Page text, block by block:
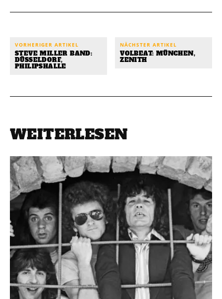
VORHERIGER ARTIKEL
STEVE MILLER BAND:
DÜSSELDORF,
PHILIPSHALLE
NÄCHSTER ARTIKEL
VOLBEAT: MÜNCHEN,
ZENITH
WEITERLESEN